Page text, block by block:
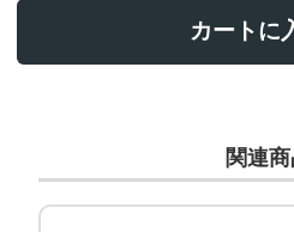
カートに
関連